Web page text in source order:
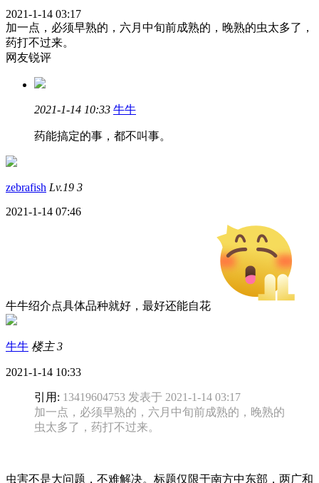
2021-1-14 03:17
加一点，必须早熟的，六月中旬前成熟的，晚熟的虫太多了，
药打不过来。
网友锐评
2021-1-14 10:33 牛牛
药能搞定的事，都不叫事。
zebrafish Lv.19 3
2021-1-14 07:46
牛牛绍介点具体品种就好，最好还能自花
牛牛 楼主 3
2021-1-14 10:33
引用: 13419604753 发表于 2021-1-14 03:17
加一点，必须早熟的，六月中旬前成熟的，晚熟的
虫太多了，药打不过来。
虫害不是大问题，不难解决。标题仅限于南方中东部，两广和